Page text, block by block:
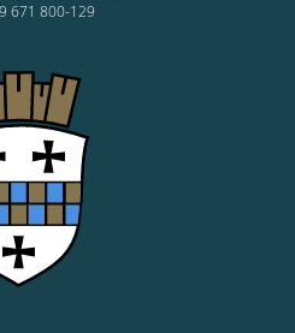
671 800-129